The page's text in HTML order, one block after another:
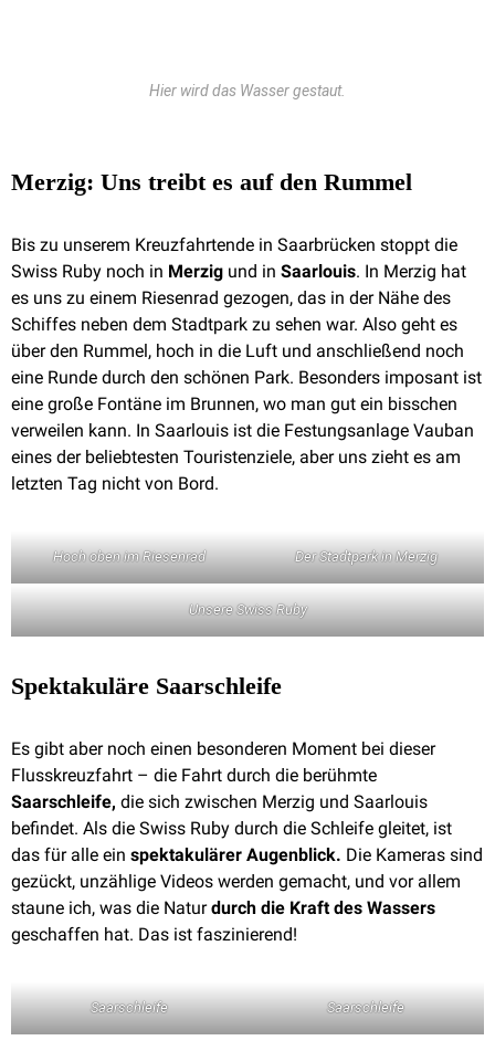
Hier wird das Wasser gestaut.
Merzig: Uns treibt es auf den Rummel
Bis zu unserem Kreuzfahrtende in Saarbrücken stoppt die
Swiss Ruby noch in Merzig und in Saarlouis. In Merzig hat
es uns zu einem Riesenrad gezogen, das in der Nähe des
Schiffes neben dem Stadtpark zu sehen war. Also geht es
über den Rummel, hoch in die Luft und anschließend noch
eine Runde durch den schönen Park. Besonders imposant ist
eine große Fontäne im Brunnen, wo man gut ein bisschen
verweilen kann. In Saarlouis ist die Festungsanlage Vauban
eines der beliebtesten Touristenziele, aber uns zieht es am
letzten Tag nicht von Bord.
Hoch oben im Riesenrad Der Stadtpark in Merzig
Unsere Swiss Ruby
Spektakuläre Saarschleife
Es gibt aber noch einen besonderen Moment bei dieser
Flusskreuzfahrt – die Fahrt durch die berühmte
Saarschleife, die sich zwischen Merzig und Saarlouis
befindet. Als die Swiss Ruby durch die Schleife gleitet, ist
das für alle ein spektakulärer Augenblick. Die Kameras sind
gezückt, unzählige Videos werden gemacht, und vor allem
staune ich, was die Naturdurch die Kraft des Wassers
geschaffen hat. Das ist faszinierend!
Saarschleife Saarschleife